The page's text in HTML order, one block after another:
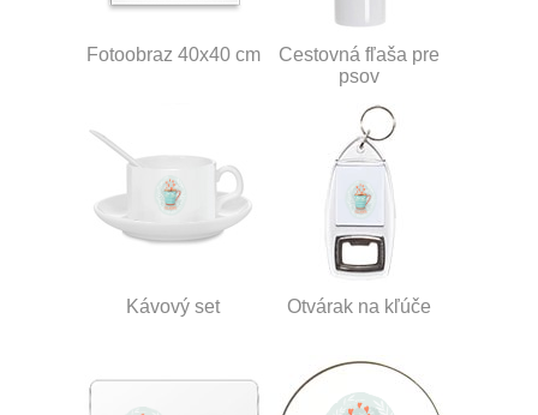
Fotoobraz 40x40 cm
Cestovná fľaša pre
psov
Kávový set Otvárak na kľúče